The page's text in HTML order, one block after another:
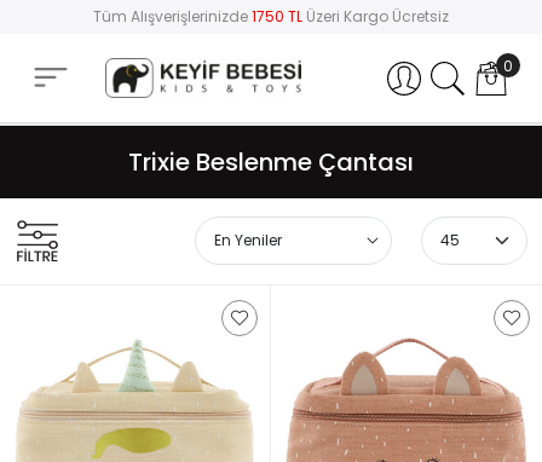
Tüm Alışverişlerinizde1750 TL Üzeri Kargo Ücretsiz
Hesabım 0
Trixie Beslenme Çantası